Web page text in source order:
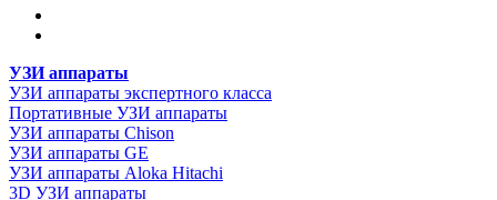
УЗИ аппараты
УЗИ аппараты экспертного класса
Портативные УЗИ аппараты
УЗИ аппараты Chison
УЗИ аппараты GE
УЗИ аппараты Aloka Hitachi
3D УЗИ аппараты